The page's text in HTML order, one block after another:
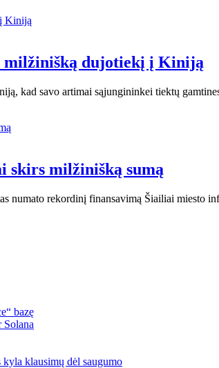
milžinišką dujotiekį į Kiniją
kad savo artimai sąjungininkei tiektų
skirs milžinišką sumą
numato rekordinį finansavimą Šiailiai miesto
bazę
Solana
klausimų dėl saugumo